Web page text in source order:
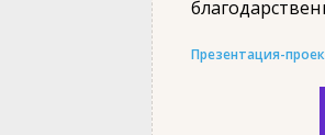
Презентация-